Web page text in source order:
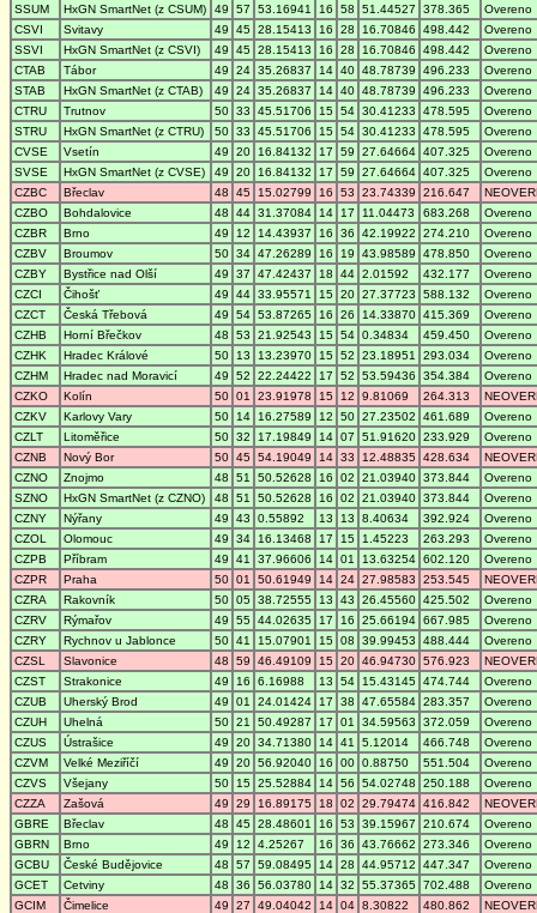
SSUM
HxGN SmartNet (z CSUM) 49 57 53.16941 16 58 51.44527 378.365
Overeno
CSVI
Svitavy 49 45 28.15413 16 28 16.70846 498.442
Overeno
SSVI
HxGN SmartNet (z CSVI) 49 45 28.15413 16 28 16.70846 498.442
Overeno
CTAB
Tábor 49 24 35.26837 14 40 48.78739 496.233
Overeno
STAB
HxGN SmartNet (z CTAB) 49 24 35.26837 14 40 48.78739 496.233
Overeno
CTRU
Trutnov 50 33 45.51706 15 54 30.41233 478.595
Overeno
STRU
HxGN SmartNet (z CTRU) 50 33 45.51706 15 54 30.41233 478.595
Overeno
CVSE
Vsetín 49 20 16.84132 17 59 27.64664 407.325
Overeno
SVSE
HxGN SmartNet (z CVSE) 49 20 16.84132 17 59 27.64664 407.325
Overeno
CZBC
Břeclav 48 45 15.02799 16 53 23.74339 216.647
CZBO
Bohdalovice 48 44 31.37084 14 17 11.04473 683.268
Overeno
CZBR
Brno 49 12 14.43937 16 36 42.19922 274.210
Overeno
CZBV
Broumov 50 34 47.26289 16 19 43.98589 478.850
Overeno
CZBY
Bystřice nad Olší 49 37 47.42437 18 44 2.01592 432.177
Overeno
CZCI
Čihošť 49 44 33.95571 15 20 27.37723 588.132
Overeno
CZCT
Česká Třebová 49 54 53.87265 16 26 14.33870 415.369
Overeno
CZHB
Horní Břečkov 48 53 21.92543 15 54 0.34834 459.450
Overeno
CZHK
Hradec Králové 50 13 13.23970 15 52 23.18951 293.034
Overeno
CZHM
Hradec nad Moravicí 49 52 22.24422 17 52 53.59436 354.384
Overeno
CZKO
Kolín 50 01 23.91978 15 12 9.81069 264.313
CZKV
Karlovy Vary 50 14 16.27589 12 50 27.23502 461.689
Overeno
CZLT
Litoměřice 50 32 17.19849 14 07 51.91620 233.929
Overeno
CZNB
Nový Bor 50 45 54.19049 14 33 12.48835 428.634
CZNO
Znojmo 48 51 50.52628 16 02 21.03940 373.844
Overeno
SZNO
HxGN SmartNet (z CZNO) 48 51 50.52628 16 02 21.03940 373.844
Overeno
CZNY
Nýřany 49 43 0.55892 13 13 8.40634 392.924
Overeno
CZOL
Olomouc 49 34 16.13468 17 15 1.45223 263.293
Overeno
CZPB
Příbram 49 41 37.96606 14 01 13.63254 602.120
Overeno
CZPR
Praha 50 01 50.61949 14 24 27.98583 253.545
CZRA
Rakovník 50 05 38.72555 13 43 26.45560 425.502
Overeno
CZRV
Rýmařov 49 55 44.02635 17 16 25.66194 667.985
Overeno
CZRY
Rychnov u Jablonce 50 41 15.07901 15 08 39.99453 488.444
Overeno
CZSL
Slavonice 48 59 46.49109 15 20 46.94730 576.923
CZST
Strakonice 49 16 6.16988 13 54 15.43145 474.744
Overeno
CZUB
Uherský Brod 49 01 24.01424 17 38 47.65584 283.357
Overeno
CZUH
Uhelná 50 21 50.49287 17 01 34.59563 372.059
Overeno
CZUS
Ústrašice 49 20 34.71380 14 41 5.12014 466.748
Overeno
CZVM
Velké Meziříčí 49 20 56.92040 16 00 0.88750 551.504
Overeno
CZVS
Všejany 50 15 25.52884 14 56 54.02748 250.188
Overeno
CZZA
Zašová 49 29 16.89175 18 02 29.79474 416.842
GBRE
Břeclav 48 45 28.48601 16 53 39.15967 210.674
Overeno
GBRN
Brno 49 12 4.25267 16 36 43.76662 273.346
Overeno
GCBU
České Budějovice 48 57 59.08495 14 28 44.95712 447.347
Overeno
GCET
Cetviny 48 36 56.03780 14 32 55.37365 702.488
Overeno
GCIM
Čimelice 49 27 49.04042 14 04 8.30822 480.862